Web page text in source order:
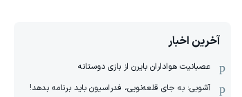
آخرین اخبار
عصبانیت هواداران بایرن از بازی دوستانه
آشوبی: به جای قلعه‌نویی، فدراسیون باید برنامه بدهد!